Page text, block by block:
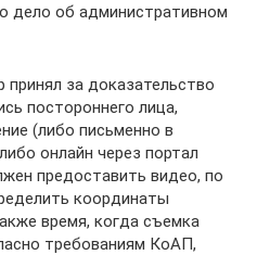
об административном
за доказательство
постороннего лица,
(либо письменно в
онлайн через портал
предоставить видео, по
координаты
время, когда съемка
требованиям КоАП,